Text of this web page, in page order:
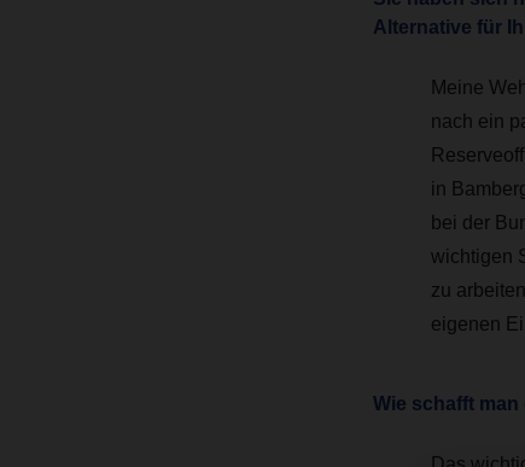
Alternative für
Meine
nach ein
in
bei der
wichtigen
zu
eigenen
Wie schafft